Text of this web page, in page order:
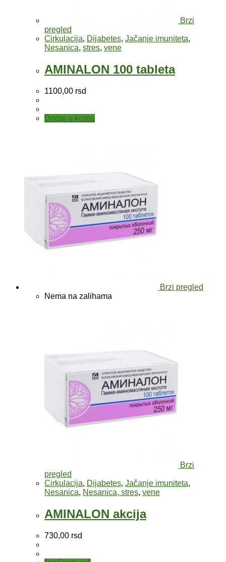
Brzi
pregled
Cirkulacija, Dijabetes, Jačanje imuniteta,
Nesanica, stres, vene
AMINALON 100 tableta
1100,00 rsd
Dodaj u korpu
Brzi pregled
Nema na zalihama
Brzi
pregled
Cirkulacija, Dijabetes, Jačanje imuniteta,
Nesanica, Nesanica, stres, vene
AMINALON akcija
730,00 rsd